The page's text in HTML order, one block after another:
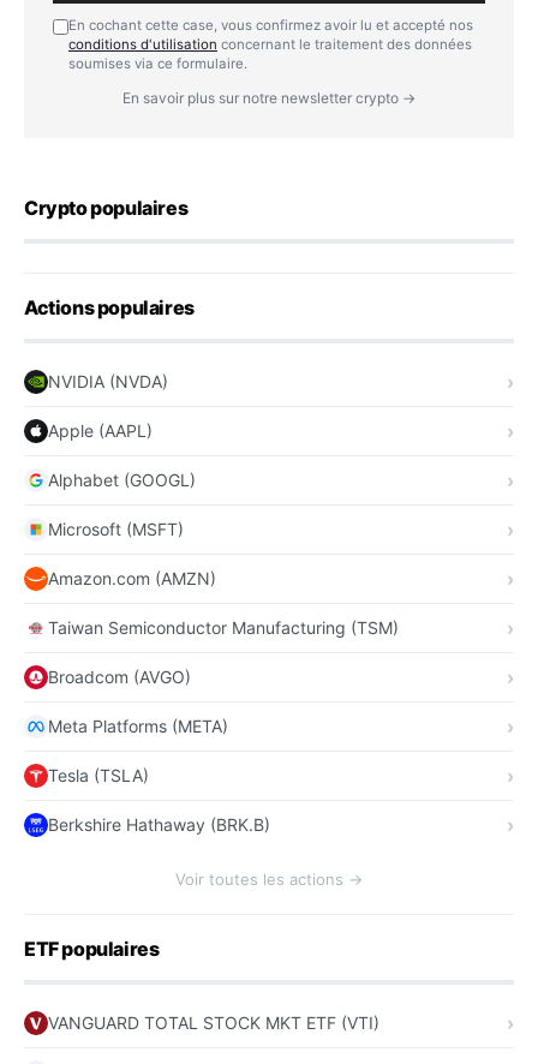
En cochant cette case, vous confirmez avoir lu et accepté nos
conditions d'utilisation concernant le traitement des données
soumises via ce formulaire.
En savoir plus sur notre newsletter crypto →
Crypto populaires
Actions populaires
NVIDIA (NVDA)
Apple (AAPL)
Alphabet (GOOGL)
Microsoft (MSFT)
Amazon.com (AMZN)
Taiwan Semiconductor Manufacturing (TSM)
Broadcom (AVGO)
Meta Platforms (META)
Tesla (TSLA)
Berkshire Hathaway (BRK.B)
Voir toutes les actions →
ETF populaires
VANGUARD TOTAL STOCK MKT ETF (VTI)